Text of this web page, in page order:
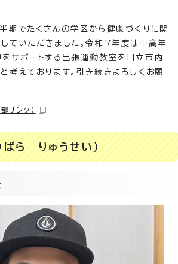
期でたくさんの学区から健康づくりに関
ていただきました。令和7年度は中高年
サポートする出張運動教室を日立市内
考えております。引き続きよろしくお願
部リンク）
ら りゅうせい）